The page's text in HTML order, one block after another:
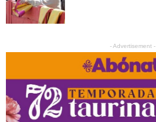
- Advertisement -